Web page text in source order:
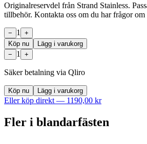
Originalreservdel från Strand Stainless.
tillbehör. Kontakta oss om du har frågor om
− 1
+
Köp nu
Lägg i varukorg
−
1 +
Säker betalning via Qliro
Köp nu Lägg i varukorg
Eller köp direkt — 1190,00 kr
Fler i blandarfästen